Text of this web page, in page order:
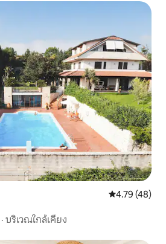
คะแนนเฉลี่ย
4.79 (48)
· บริเวณใกล้เคียง